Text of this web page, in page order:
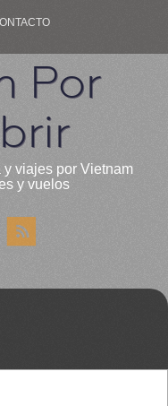
Por
viajes por Vietnam
y vuelos